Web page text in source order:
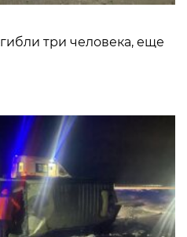
три человека, еще